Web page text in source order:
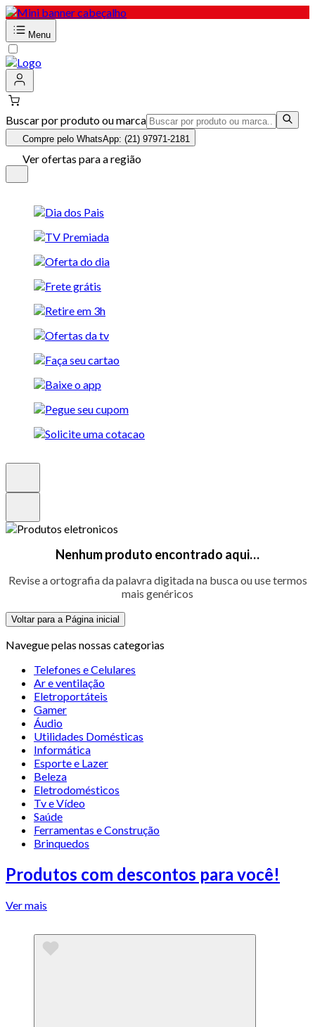
Menu
Buscar por produto ou marca
Compre pelo WhatsApp: (21) 97971-2181
Ver ofertas para a região
Nenhum produto encontrado aqui…
Revise a ortografia da palavra digitada na busca ou use termos
mais genéricos
Voltar para a Página inicial
Navegue pelas nossas categorias
Telefones e Celulares
Ar e ventilação
Eletroportáteis
Gamer
Áudio
Utilidades Domésticas
Informática
Esporte e Lazer
Beleza
Eletrodomésticos
Tv e Vídeo
Saúde
Ferramentas e Construção
Brinquedos
Produtos com descontos para você!
Ver mais